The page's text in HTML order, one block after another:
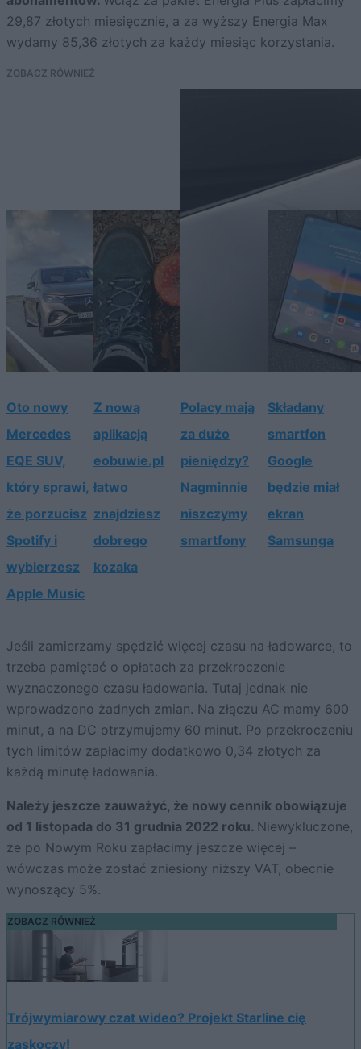
29,87 złotych miesięcznie, a za wyższy Energia Max
wydamy 85,36 złotych za każdy miesiąc korzystania.
ZOBACZ RÓWNIEŻ
Oto nowy
Mercedes
EQE SUV,
który sprawi,
że porzucisz
Spotify i
wybierzesz
Apple Music
Z nową
aplikacją
eobuwie.pl
łatwo
znajdziesz
dobrego
kozaka
Polacy mają
za dużo
pieniędzy?
Nagminnie
niszczymy
smartfony
Składany
smartfon
Google
będzie miał
ekran
Samsunga
Jeśli zamierzamy spędzić więcej czasu na ładowarce, to
trzeba pamiętać o opłatach za przekroczenie
wyznaczonego czasu ładowania. Tutaj jednak nie
wprowadzono żadnych zmian. Na złączu AC mamy 600
minut, a na DC otrzymujemy 60 minut. Po przekroczeniu
tych limitów zapłacimy dodatkowo 0,34 złotych za
każdą minutę ładowania.
Należy jeszcze zauważyć, że nowy cennik obowiązuje
od 1 listopada do 31 grudnia 2022 roku. Niewykluczone,
że po Nowym Roku zapłacimy jeszcze więcej –
wówczas może zostać zniesiony niższy VAT, obecnie
wynoszący 5%.
ZOBACZ RÓWNIEŻ
Trójwymiarowy czat wideo? Projekt Starline cię
zaskoczy!